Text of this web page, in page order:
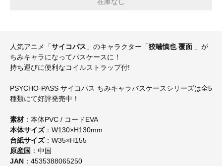
人気アニメ「サイコパス 」のキャラクター「狡噛慎也 覆面 」が
ちみキャラになってパスケースに！
持ち運びに便利なコイルストラップ付!
PSYCHO-PASS サイコパス ちみキャラパスケースシリーズは全5
種類にて好評発売中！
素材 ：本体PVC / コードEVA
本体サイズ：W130×H130mm
台紙サイズ：W35×H155
原産国 ：中国
JAN ：4535388065250